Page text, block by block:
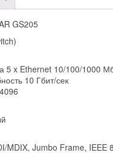
GS205
5 x Ethernet 10/100/1000
10 Гбит/сек
MDIX, Jumbo Frame, IEEE